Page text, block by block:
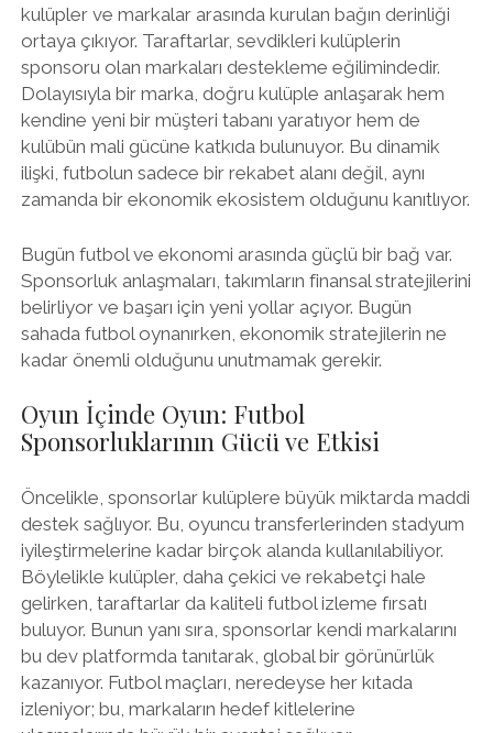
kulüpler ve markalar arasında kurulan bağın derinliği
ortaya çıkıyor. Taraftarlar, sevdikleri kulüplerin
sponsoru olan markaları destekleme eğilimindedir.
Dolayısıyla bir marka, doğru kulüple anlaşarak hem
kendine yeni bir müşteri tabanı yaratıyor hem de
kulübün mali gücüne katkıda bulunuyor. Bu dinamik
ilişki, futbolun sadece bir rekabet alanı değil, aynı
zamanda bir ekonomik ekosistem olduğunu kanıtlıyor.
Bugün futbol ve ekonomi arasında güçlü bir bağ var.
Sponsorluk anlaşmaları, takımların finansal stratejilerini
belirliyor ve başarı için yeni yollar açıyor. Bugün
sahada futbol oynanırken, ekonomik stratejilerin ne
kadar önemli olduğunu unutmamak gerekir.
Oyun İçinde Oyun: Futbol
Sponsorluklarının Gücü ve Etkisi
Öncelikle, sponsorlar kulüplere büyük miktarda maddi
destek sağlıyor. Bu, oyuncu transferlerinden stadyum
iyileştirmelerine kadar birçok alanda kullanılabiliyor.
Böylelikle kulüpler, daha çekici ve rekabetçi hale
gelirken, taraftarlar da kaliteli futbol izleme fırsatı
buluyor. Bunun yanı sıra, sponsorlar kendi markalarını
bu dev platformda tanıtarak, global bir görünürlük
kazanıyor. Futbol maçları, neredeyse her kıtada
izleniyor; bu, markaların hedef kitlelerine